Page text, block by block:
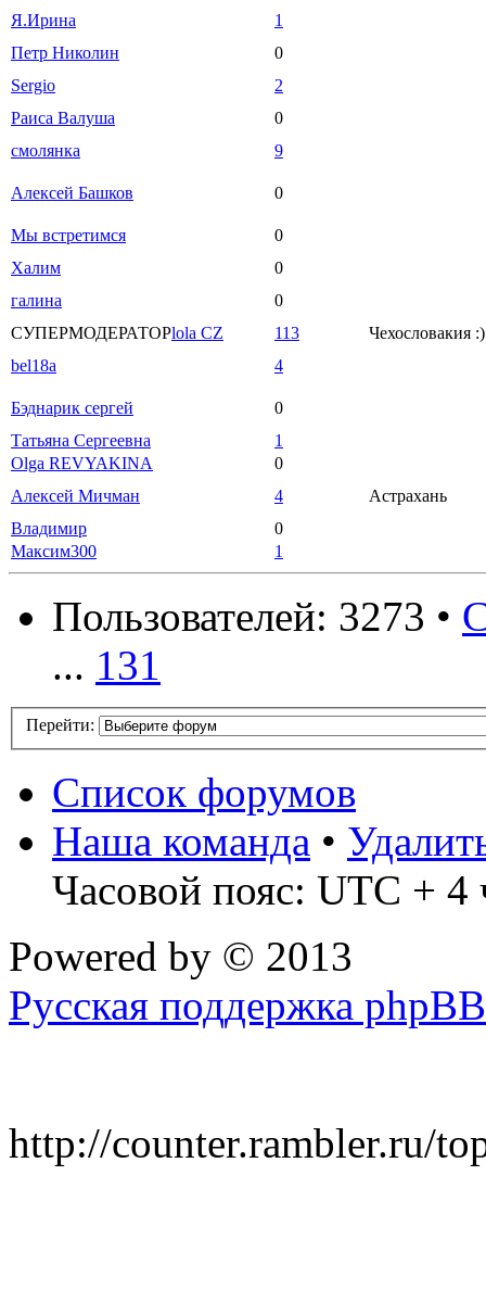
Я.Ирина
1
Петр Николин
0
Sergio
2
Раиса Валуша
0
смолянка
9
Алексей Башков 0
Мы встретимся
0
Халим
0
галина
0
СУПЕРМОДЕРАТОРlola CZ 113
Чехословакия :)
bel18a
4
Бэднарик сергей
0
Татьяна Сергеевна
1
Olga REVYAKINA
0
Алексей Мичман
4
Астрахань
Владимир
0
Максим300
1
Пользователей: 3273 •
... 131
Перейти:
Список форумов
Наша команда •
Часовой пояс: UTC + 4
Powered by © 2013
Русская поддержка phpBB
http://counter.rambler.ru/